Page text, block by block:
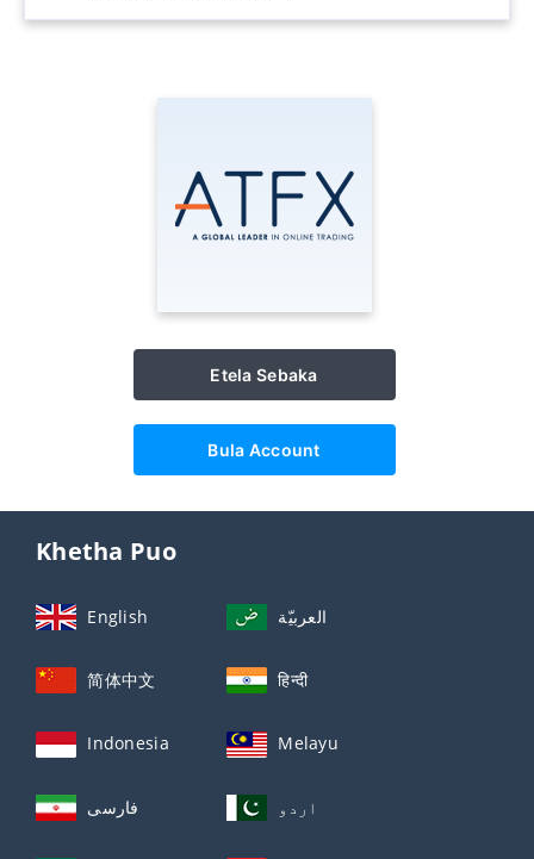
Etela Sebaka
Bula Account
Khetha Puo
English العربيّة
简体中文 हिन्दी
Indonesia Melayu
فارسی اردو